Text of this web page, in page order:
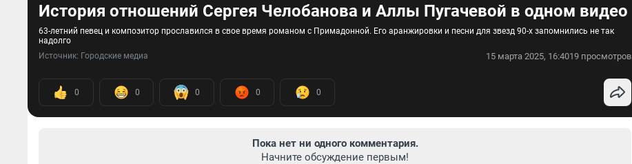
История отношений Сергея Челобанова и Аллы Пугачевой в одном видео
63-летний певец и композитор прославился в свое время романом с Примадонной. Его аранжировки и песни для звезд 90-х запомнились не так
надолго
Источник: Городские медиа 15 марта 2025, 16:4019 просмотров
0 0 0 0 0
Пока нет ни одного комментария.
Начните обсуждение первым!